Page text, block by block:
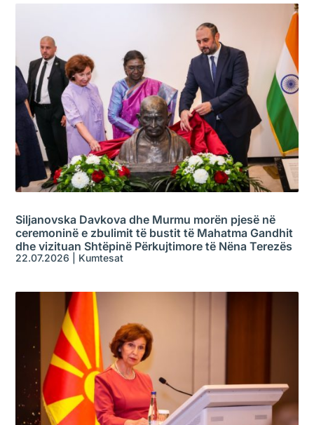
Siljanovska Davkova dhe Murmu morën pjesë në
ceremoninë e zbulimit të bustit të Mahatma Gandhit
dhe vizituan Shtëpinë Përkujtimore të Nëna Terezës
22.07.2026 Kumtesat